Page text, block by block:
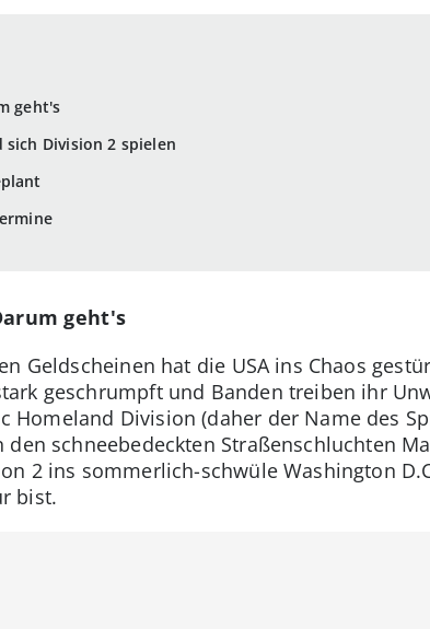
geht's
Division 2 spielen
geht's
Geldscheinen hat die USA ins Chaos
geschrumpft und Banden treiben ihr
Homeland Division (daher der Name des
schneebedeckten Straßenschluchten
2 ins sommerlich-schwüle Washington
bist.